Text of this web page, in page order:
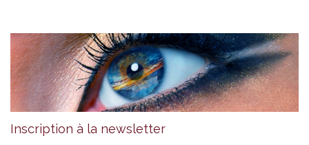
Inscription à la newsletter